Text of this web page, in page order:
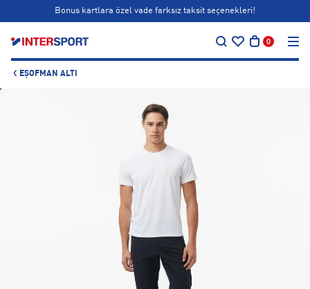
Bonus kartlara özel vade farksız taksit seçenekleri!
0
EŞOFMAN ALTI